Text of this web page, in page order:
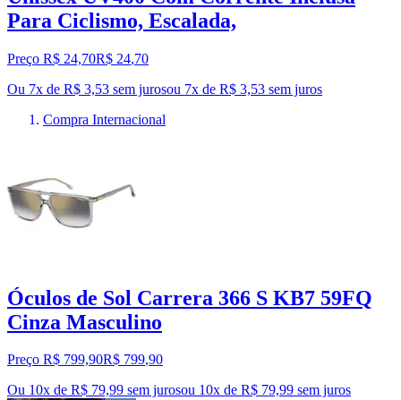
Para Ciclismo, Escalada,
Preço R$ 24,70R$ 24,70
Ou 7x de R$ 3,53 sem jurosou 7x de R$ 3,53 sem juros
Compra Internacional
Óculos de Sol Carrera 366 S KB7 59FQ
Cinza Masculino
Preço R$ 799,90R$ 799,90
Ou 10x de R$ 79,99 sem jurosou 10x de R$ 79,99 sem juros